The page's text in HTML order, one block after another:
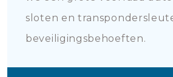
sloten en
beveiligingsbehoeften.